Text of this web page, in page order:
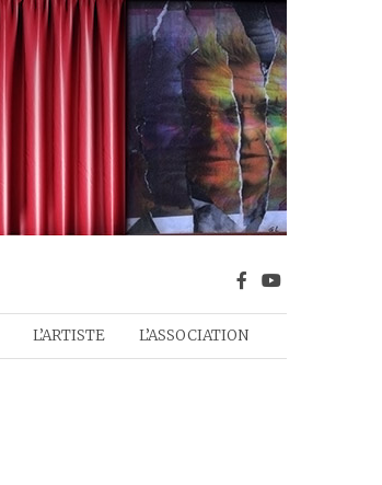
L’ARTISTE L’ASSOCIATION